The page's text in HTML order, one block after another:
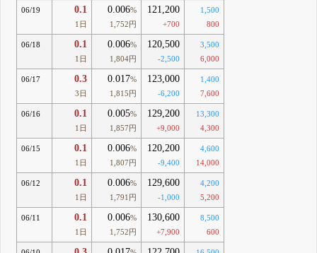
06/19 0.1
1日
0.006%
1,752円
121,200
+700
1,500
800
06/18 0.1
1日
0.006%
1,804円
120,500
-2,500
3,500
6,000
06/17 0.3
3日
0.017%
1,815円
123,000
-6,200
1,400
7,600
06/16 0.1
1日
0.005%
1,857円
129,200
+9,000
13,300
4,300
06/15 0.1
1日
0.006%
1,807円
120,200
-9,400
4,600
14,000
06/12 0.1
1日
0.006%
1,791円
129,600
-1,000
4,200
5,200
06/11 0.1
1日
0.006%
1,752円
130,600
+7,900
8,500
600